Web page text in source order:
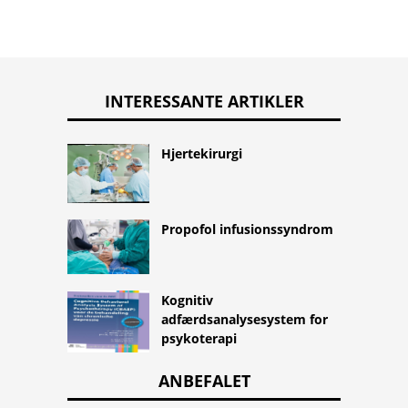
INTERESSANTE ARTIKLER
Hjertekirurgi
Propofol infusionssyndrom
Kognitiv
adfærdsanalysesystem for
psykoterapi
ANBEFALET